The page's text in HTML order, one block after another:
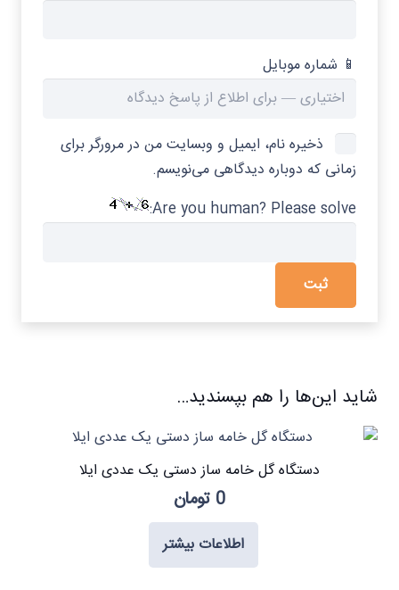
📱 شماره موبایل
ذخیره نام، ایمیل و وبسایت من در مرورگر برای
زمانی که دوباره دیدگاهی می‌نویسم.
Are you human? Please solve:
شاید این‌ها را هم بپسندید…
دستگاه گل خامه ساز دستی یک عددی ایلا
0 تومان
اطلاعات بیشتر